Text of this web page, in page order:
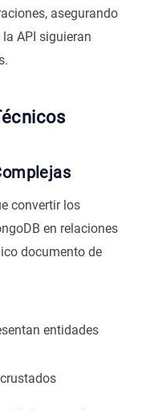
asegurando
API siguieran
convertir los
en relaciones
documento de
entidades